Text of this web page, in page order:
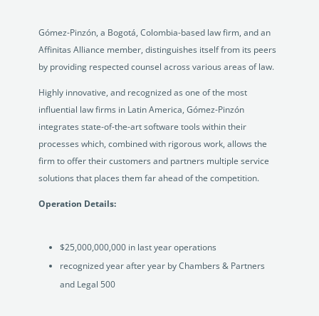
Gómez-Pinzón, a Bogotá, Colombia-based law firm, and an
Affinitas Alliance member, distinguishes itself from its peers
by providing respected counsel across various areas of law.
Highly innovative, and recognized as one of the most
influential law firms in Latin America, Gómez-Pinzón
integrates state-of-the-art software tools within their
processes which, combined with rigorous work, allows the
firm to offer their customers and partners multiple service
solutions that places them far ahead of the competition.
Operation Details:
$25,000,000,000 in last year operations
recognized year after year by Chambers & Partners
and Legal 500